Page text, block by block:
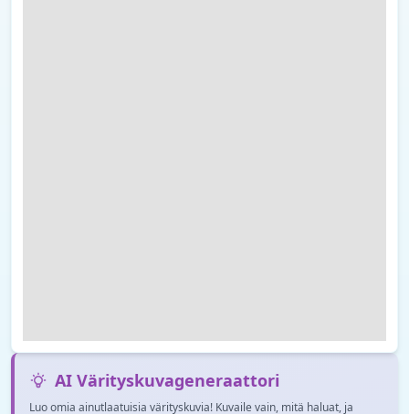
AI Värityskuvageneraattori
Luo omia ainutlaatuisia värityskuvia! Kuvaile vain, mitä haluat, ja